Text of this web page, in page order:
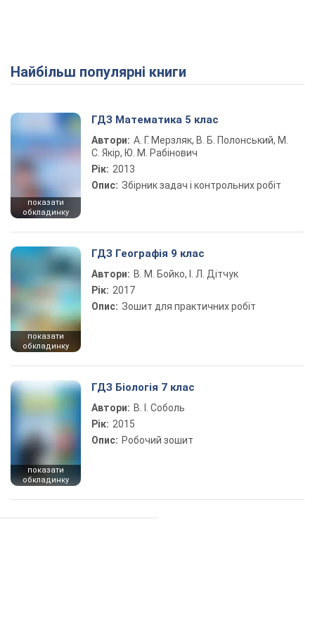
Найбільш популярні книги
показати
обкладинку
ГДЗ Математика 5 клас
Автори: А. Г. Мерзляк, В. Б. Полонський, М.
С. Якір, Ю. М. Рабінович
Рік: 2013
Опис: Збірник задач і контрольних робіт
показати
обкладинку
ГДЗ Географія 9 клас
Автори: В. М. Бойко, І. Л. Дітчук
Рік: 2017
Опис: Зошит для практичних робіт
показати
обкладинку
ГДЗ Біологія 7 клас
Автори: В. І. Соболь
Рік: 2015
Опис: Робочий зошит